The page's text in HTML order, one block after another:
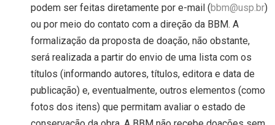
podem ser feitas diretamente por e-mail (bbm@usp.br)
ou por meio do contato com a direção da BBM. A
formalização da proposta de doação, não obstante,
será realizada a partir do envio de uma lista com os
títulos (informando autores, títulos, editora e data de
publicação) e, eventualmente, outros elementos (como
fotos dos itens) que permitam avaliar o estado de